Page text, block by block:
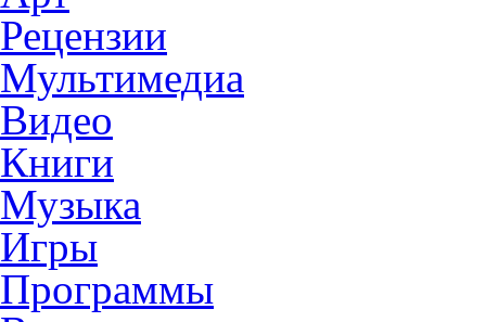
Рецензии
Мультимедиа
Видео
Книги
Музыка
Игры
Программы